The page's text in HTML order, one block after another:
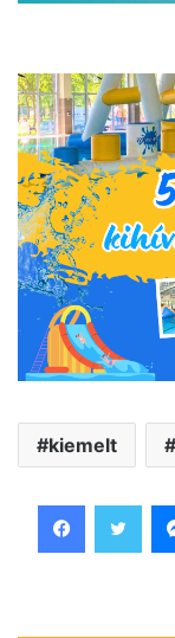
kiemelt